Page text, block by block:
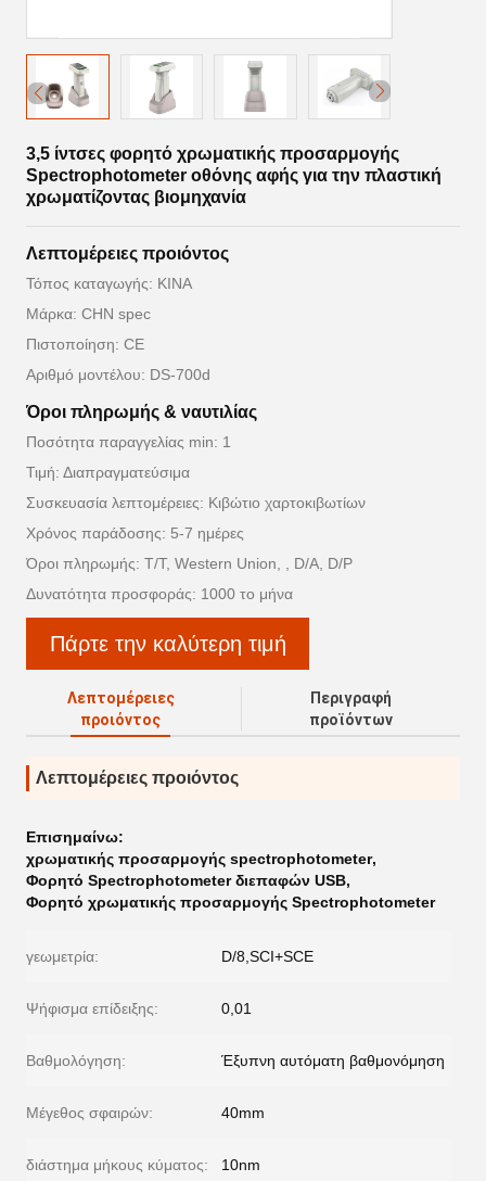
3,5 ίντσες φορητό χρωματικής προσαρμογής
Spectrophotometer οθόνης αφής για την πλαστική
χρωματίζοντας βιομηχανία
Λεπτομέρειες προιόντος
Τόπος καταγωγής: ΚΙΝΑ
Μάρκα: CHN spec
Πιστοποίηση: CE
Αριθμό μοντέλου: DS-700d
Όροι πληρωμής & ναυτιλίας
Ποσότητα παραγγελίας min: 1
Τιμή: Διαπραγματεύσιμα
Συσκευασία λεπτομέρειες: Κιβώτιο χαρτοκιβωτίων
Χρόνος παράδοσης: 5-7 ημέρες
Όροι πληρωμής: T/T, Western Union, , D/A, D/P
Δυνατότητα προσφοράς: 1000 το μήνα
Πάρτε την καλύτερη τιμή
Λεπτομέρειες
προιόντος
Περιγραφή
προϊόντων
Λεπτομέρειες προιόντος
Επισημαίνω:
χρωματικής προσαρμογής spectrophotometer,
Φορητό Spectrophotometer διεπαφών USB,
Φορητό χρωματικής προσαρμογής Spectrophotometer
γεωμετρία: D/8,SCI+SCE
Ψήφισμα επίδειξης: 0,01
Βαθμολόγηση: Έξυπνη αυτόματη βαθμονόμηση
Μέγεθος σφαιρών: 40mm
διάστημα μήκους κύματος: 10nm